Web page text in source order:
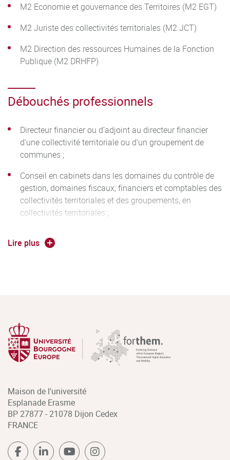
M2 Economie et gouvernance des Territoires (M2 EGT)
M2 Juriste des collectivités territoriales (M2 JCT)
M2 Direction des ressources Humaines de la Fonction
Publique (M2 DRHFP)
Débouchés professionnels
Directeur financier ou d’adjoint au directeur financier
d'une collectivité territoriale ou d'un groupement de
communes ;
Conseil en cabinets dans les domaines du contrôle de
gestion, domaines fiscaux, financiers et comptables des
collectivités territoriales et des groupements, en
collectivités territoriales ;
annexes « eau » et « assainissement » notamment ;
économique d’une collectivité ou d’une Société
d’économie mixte locale ;
Conseiller financier membre d'un cabinet d'exécutif
Contrôleur de gestion et analyste de la stratégie
financière ou consultant en finances et stratégie
financière locale ;
Responsable de gestion de portefeuille « pôle
Lire plus
Maison de l'université
Esplanade Erasme
BP 27877 - 21078 Dijon Cedex
FRANCE